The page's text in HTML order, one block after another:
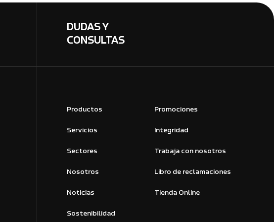
DUDAS Y
CONSULTAS
Productos
Servicios
Sectores
Nosotros
Noticias
Sostenibilidad
Promociones
Integridad
Trabaja con nosotros
Libro de reclamaciones
Tienda Online